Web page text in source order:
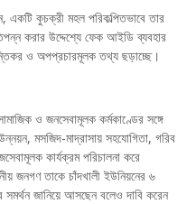
কুচক্রী মহল পরিকল্পিতভাবে তার
করার উদ্দেশ্যে ফেক আইডি ব্যবহার
ও অপপ্রচারমূলক তথ্য ছড়াচ্ছে।
ও জনসেবামূলক কর্মকাণ্ডের সঙ্গে
মসজিদ-মাদ্রাসায় সহযোগিতা, গরিব
কার্যক্রম পরিচালনা করে
জনগণ তাকে চাঁদখালী ইউনিয়নের ৬
সমর্থন জানিয়ে আসছেন বলেও দাবি করেন